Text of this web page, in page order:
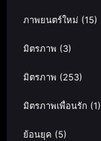
ภาพยนตร์ใหม่ (15)
มิตรภาพ (3)
มิตรภาพ (253)
มิตรภาพเพื่อนรัก (1)
ย้อนยุค (5)